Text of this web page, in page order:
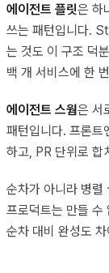
에이전트 플릿은 하
쓰는 패턴입니다.
는 것도 이 구조 덕
백 개 서비스에 한
에이전트 스웜은 서
패턴입니다. 프론트
하고, PR 단위로 합
순차가 아니라 병렬
프로덕트는 만들 수
순차 대비 완성도